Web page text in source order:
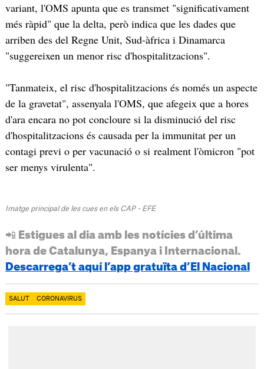
variant, l'OMS apunta que es transmet "significativament
més ràpid" que la delta, però indica que les dades que
arriben des del Regne Unit, Sud-àfrica i Dinamarca
"suggereixen un menor risc d'hospitalitzacions".
"Tanmateix, el risc d'hospitalitzacions és només un aspecte
de la gravetat", assenyala l'OMS, que afegeix que a hores
d'ara encara no pot concloure si la disminució del risc
d'hospitalitzacions és causada per la immunitat per un
contagi previ o per vacunació o si realment l'òmicron "pot
ser menys virulenta".
Imatge principal de les cues en els CAP - EFE
📲 Estigues al dia amb les notícies d’última
hora de Catalunya, Espanya i Internacional.
Descarrega’t aquí l’app gratuïta d’El Nacional
SALUT CORONAVIRUS